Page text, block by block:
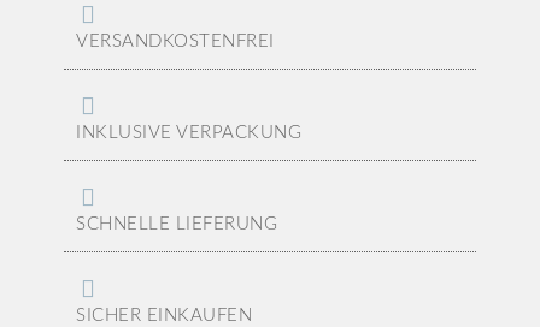
VERSANDKOSTENFREI
INKLUSIVE VERPACKUNG
SCHNELLE LIEFERUNG
SICHER EINKAUFEN